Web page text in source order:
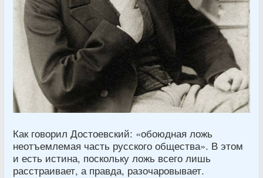
Как говорил Достоевский: «обоюдная ложь
неотъемлемая часть русского общества». В этом
и есть истина, поскольку ложь всего лишь
расстраивает, а правда, разочаровывает.